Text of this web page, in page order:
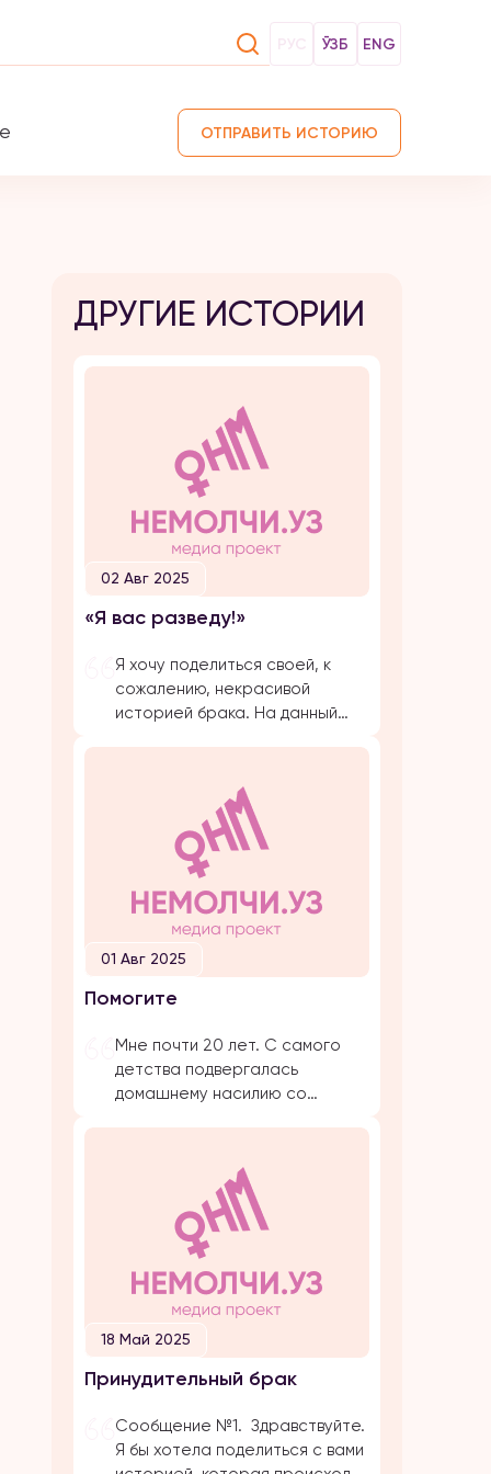
РУС ЎЗБ ENG
ОТПРАВИТЬ ИСТОРИЮ
ДРУГИЕ ИСТОРИИ
02 Авг 2025
«Я вас разведу!»
Я хочу поделиться своей, к
сожалению, некрасивой
историей брака. На данный
подвергаюсь публичной
травле, оскорблениям и
обвинениям в убийстве брата
своего супруга. Расскажу все
с начала… Я вышла замуж по
большой любви. Супруг меня
добивался несколько лет,
затем мы встречались почти 5
лет и он мне сделал
предложение. Мы […]
01 Авг 2025
Помогите
Мне почти 20 лет. С самого
детства подвергалась
домашнему насилию со
Было очень много плохих
событий, когда меня сильно
избивал папа. Даже не знаю с
чего начать. Самое страшное
и обидное, они абсолютно все
свои действия прикрывают
религией. Мол, это для нашего
блага. Однако, этого блага
совершенно нет […]
18 Май 2025
Принудительный брак
Сообщение №1. Здравствуйте.
Я бы хотела поделиться с вами